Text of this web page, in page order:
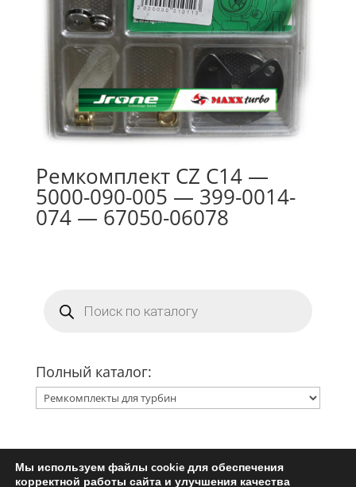
Ремкомплект CZ C14 —
5000-090-005 — 399-0014-
074 — 67050-06078
товаров
Полный каталог:
Главная Ремкомплект турбины
Мы используем файлы cookie для обеспечения
корректной работы сайта и улучшения качества